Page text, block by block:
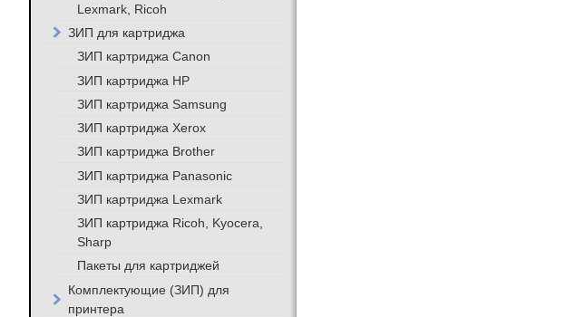
Lexmark, Ricoh
ЗИП для картриджа
ЗИП картриджа Canon
ЗИП картриджа HP
ЗИП картриджа Samsung
ЗИП картриджа Xerox
ЗИП картриджа Brother
ЗИП картриджа Panasonic
ЗИП картриджа Lexmark
ЗИП картриджа Ricoh, Kyocera,
Sharp
Пакеты для картриджей
Комплектующие (ЗИП) для
принтера